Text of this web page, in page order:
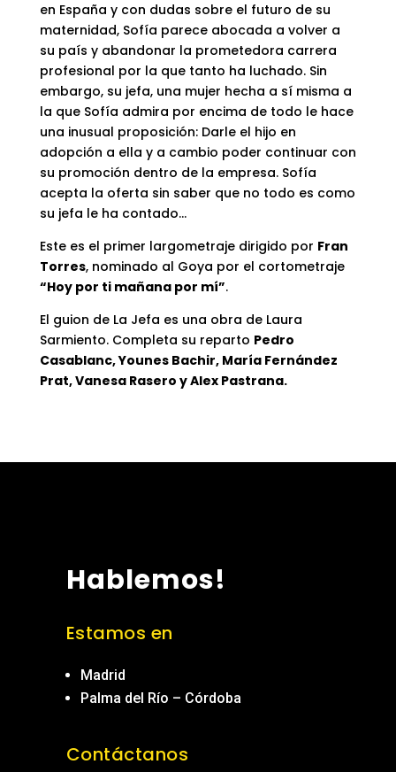
en España y con dudas sobre el futuro de su
maternidad, Sofía parece abocada a volver a
su país y abandonar la prometedora carrera
profesional por la que tanto ha luchado. Sin
embargo, su jefa, una mujer hecha a sí misma a
la que Sofía admira por encima de todo le hace
una inusual proposición: Darle el hijo en
adopción a ella y a cambio poder continuar con
su promoción dentro de la empresa. Sofía
acepta la oferta sin saber que no todo es como
su jefa le ha contado…
Este es el primer largometraje dirigido por Fran
Torres, nominado al Goya por el cortometraje
“Hoy por ti mañana por mí”.
El guion de La Jefa es una obra de Laura
Sarmiento. Completa su reparto Pedro
Casablanc, Younes Bachir, María Fernández
Prat, Vanesa Rasero y Alex Pastrana.
Hablemos!
Estamos en
Madrid
Palma del Río – Córdoba
Contáctanos